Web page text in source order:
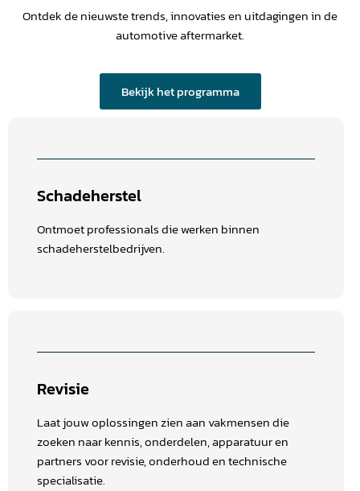
Ontdek de nieuwste trends, innovaties en uitdagingen in de
automotive aftermarket.
Bekijk het programma
Schadeherstel
Ontmoet professionals die werken binnen
schadeherstelbedrijven.
Revisie
Laat jouw oplossingen zien aan vakmensen die
zoeken naar kennis, onderdelen, apparatuur en
partners voor revisie, onderhoud en technische
specialisatie.